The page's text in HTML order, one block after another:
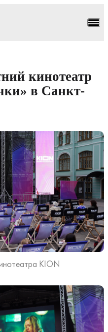
кинотеатр
в Санкт-
KION